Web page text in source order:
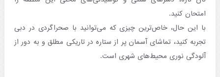
امتحان کنید.
با این حال، خاص‌ترین چیزی که می‌توانید با صحراگردی در دبی
تجربه کنید، تماشای آسمان پر از ستاره در تاریکی مطلق و به دور از
آلودگی نوری محیط‌های شهری است.